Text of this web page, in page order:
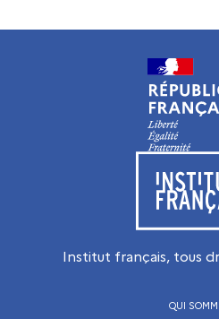
Visiter le site de
Institut français, tous
QUI